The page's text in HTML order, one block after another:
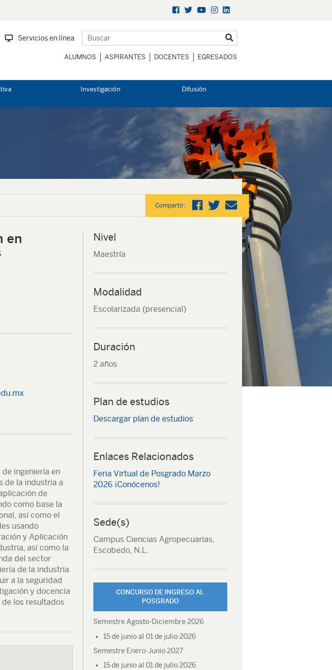
Servicios en línea
ALUMNOS ASPIRANTES DOCENTES EGRESADOS
Investigación Difusión
Compartir:
en
ingeniería en
de la industria a
de
como base la
así como el
usando
y Aplicación
así como la
del sector
de la industria
a la seguridad
y docencia
los resultados
Nivel
Maestría
Modalidad
Escolarizada (presencial)
Duración
2 años
Plan de estudios
Descargar plan de estudios
Enlaces Relacionados
Feria Virtual de Posgrado Marzo
2026 ¡Conócenos!
Sede(s)
Campus Ciencias Agropecuarias,
Escobedo, N.L.
CONCURSO DE INGRESO AL
POSGRADO
Semestre Agosto-Diciembre 2026
15 de junio al 01 de julio 2026
Semestre Enero-Junio 2027
15 de junio al 01 de julio 2026